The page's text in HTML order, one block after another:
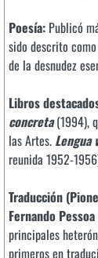
Poesía: Publicó
sido descrito
de la desnudez
Libros
concreta(1994),
las Artes. Lengua
reunida 1952-
Traducción
Fernando Pessoa
principales
primeros en